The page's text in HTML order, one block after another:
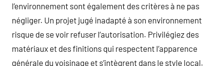
l’environnement sont également des critères à ne pas
négliger. Un projet jugé inadapté à son environnement
risque de se voir refuser l’autorisation. Privilégiez des
matériaux et des finitions qui respectent l’apparence
générale du voisinage et s’intègrent dans le style local.